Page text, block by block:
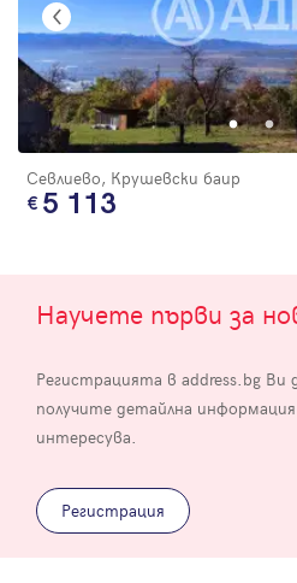
Севлиево, Крушевски баир
5 113
Научете първи за
Регистрацията в address.bg Ви
получите детайлна
интересува.
Регистрация